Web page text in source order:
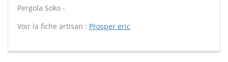
Pergola Soko -
Voir la fiche artisan : Prosper eric